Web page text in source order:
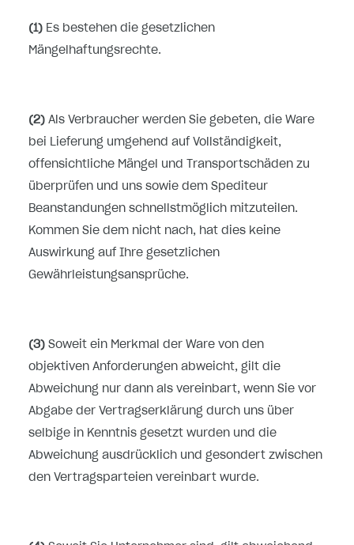
(1) Es bestehen die gesetzlichen
Mängelhaftungsrechte.
(2) Als Verbraucher werden Sie gebeten, die Ware
bei Lieferung umgehend auf Vollständigkeit,
offensichtliche Mängel und Transportschäden zu
überprüfen und uns sowie dem Spediteur
Beanstandungen schnellstmöglich mitzuteilen.
Kommen Sie dem nicht nach, hat dies keine
Auswirkung auf Ihre gesetzlichen
Gewährleistungsansprüche.
(3) Soweit ein Merkmal der Ware von den
objektiven Anforderungen abweicht, gilt die
Abweichung nur dann als vereinbart, wenn Sie vor
Abgabe der Vertragserklärung durch uns über
selbige in Kenntnis gesetzt wurden und die
Abweichung ausdrücklich und gesondert zwischen
den Vertragsparteien vereinbart wurde.